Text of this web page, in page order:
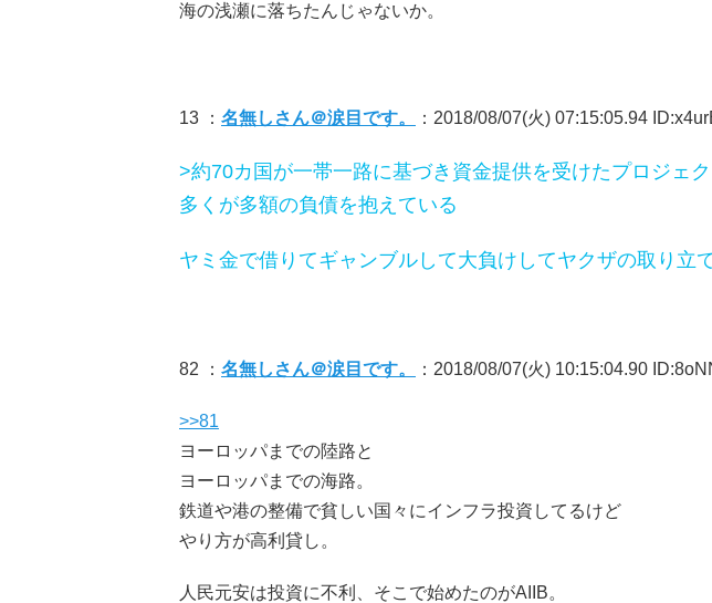
海の浅瀬に落ちたんじゃないか。
13 ： 名無しさん＠涙目です。 ：2018/08/07(火) 07:15:05.94
>約70カ国が一帯一路に基づき資金提供を受けたプロジェ
多くが多額の負債を抱えている
ヤミ金で借りてギャンブルして大負けしてヤクザの取り立
82 ： 名無しさん＠涙目です。 ：2018/08/07(火) 10:15:04.90
>>81
ヨーロッパまでの陸路と
ヨーロッパまでの海路。
鉄道や港の整備で貧しい国々にインフラ投資してるけど
やり方が高利貸し。
人民元安は投資に不利、そこで始めたのがAIIB。